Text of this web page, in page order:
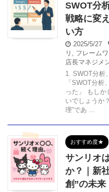
SWOT分
戦略に変
い方
2025/5/27
リ , フレーム
店長マネジメ
1. SWOT分析
「SWOT分
った」 もしか
いでしょうか
理”であ ...
おすすめ度★
サンリオ
か？｜新
創”の未来